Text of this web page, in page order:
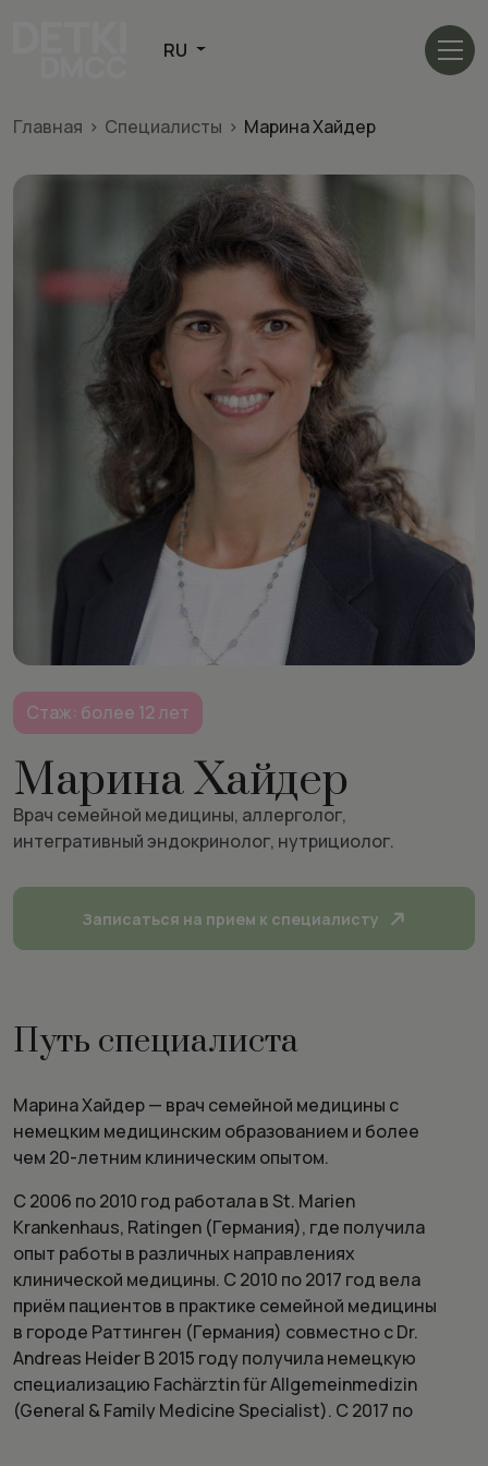
Главная > Cпециалисты > Марина Хайдер
Стаж: более 12 лет
Марина Хайдер
Врач семейной медицины, аллерголог,
интегративный эндокринолог, нутрициолог.
Записаться на прием к специалисту
Путь специалиста
Марина Хайдер — врач семейной медицины с
немецким медицинским образованием и более
чем 20-летним клиническим опытом.
С 2006 по 2010 год работала в St. Marien
Krankenhaus, Ratingen (Германия), где получила
опыт работы в различных направлениях
клинической медицины. С 2010 по 2017 год вела
приём пациентов в практике семейной медицины
в городе Раттинген (Германия) совместно с Dr.
Andreas Heider В 2015 году получила немецкую
специализацию Fachärztin für Allgemeinmedizin
(General & Family Medicine Specialist). С 2017 по